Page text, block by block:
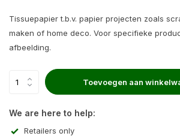
Tissuepapier t.b.v. papier projecten zoals
maken of home deco. Voor specifieke
afbeelding.
Toevoegen aan
We are here to help:
Retailers only